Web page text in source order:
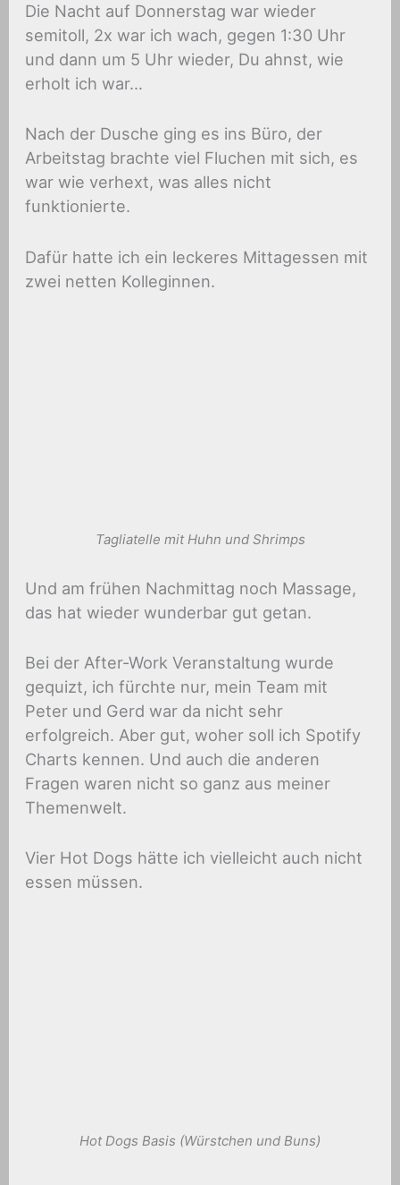
Die Nacht auf Donnerstag war wieder
semitoll, 2x war ich wach, gegen 1:30 Uhr
und dann um 5 Uhr wieder, Du ahnst, wie
erholt ich war…
Nach der Dusche ging es ins Büro, der
Arbeitstag brachte viel Fluchen mit sich, es
war wie verhext, was alles nicht
funktionierte.
Dafür hatte ich ein leckeres Mittagessen mit
zwei netten Kolleginnen.
Tagliatelle mit Huhn und Shrimps
Und am frühen Nachmittag noch Massage,
das hat wieder wunderbar gut getan.
Bei der After-Work Veranstaltung wurde
gequizt, ich fürchte nur, mein Team mit
Peter und Gerd war da nicht sehr
erfolgreich. Aber gut, woher soll ich Spotify
Charts kennen. Und auch die anderen
Fragen waren nicht so ganz aus meiner
Themenwelt.
Vier Hot Dogs hätte ich vielleicht auch nicht
essen müssen.
Hot Dogs Basis (Würstchen und Buns)